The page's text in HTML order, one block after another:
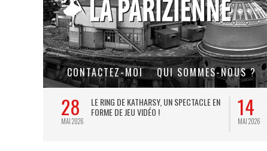
CONTACTEZ-MOI QUI SOMMES-NOUS ?
28
MAI 2026
LE RING DE KATHARSY, UN SPECTACLE EN
FORME DE JEU VIDÉO !
14
MAI 2026